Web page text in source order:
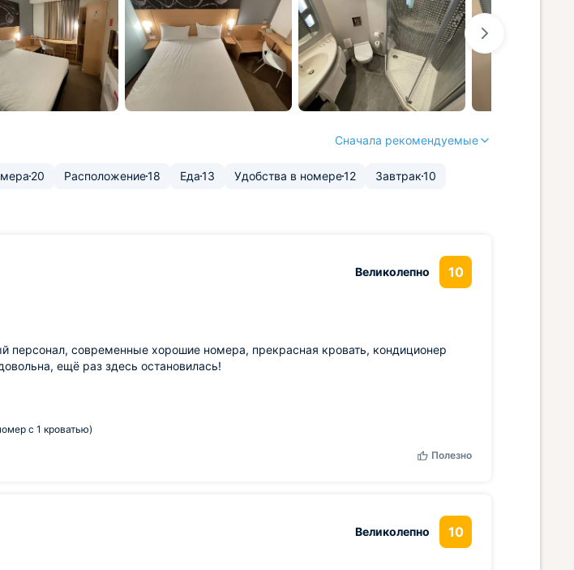
Сначала рекомендуемые
20 Расположение18 Еда13 Удобства в номере12 Завтрак10
Великолепно 10
персонал, современные хорошие номера, прекрасная кровать, кондиционер
ещё раз здесь остановилась!
с 1 кроватью)
Полезно
Великолепно 10